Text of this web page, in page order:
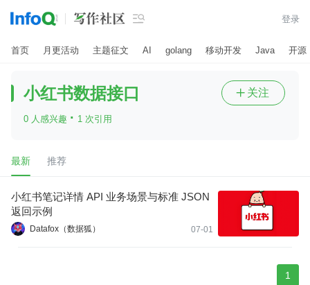
 登录
首页 月更活动 主题征文 AI golang 移动开发 Java 开源
小红书数据接口
0 人感兴趣 · 1 次引用
 关注
最新 推荐
小红书笔记详情 API 业务场景与标准 JSON
返回示例
Datafox（数据狐） 07-01
1